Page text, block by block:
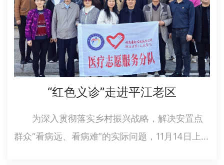
“红色义诊”走进平江老区
为深入贯彻落实乡村振兴战略，解决安置点
群众“看病远、看病难”的实际问题，11月14日上